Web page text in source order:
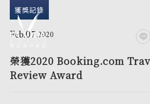
獲獎記錄
Feb.07.2020
榮獲2020 Booking.com
Review Award